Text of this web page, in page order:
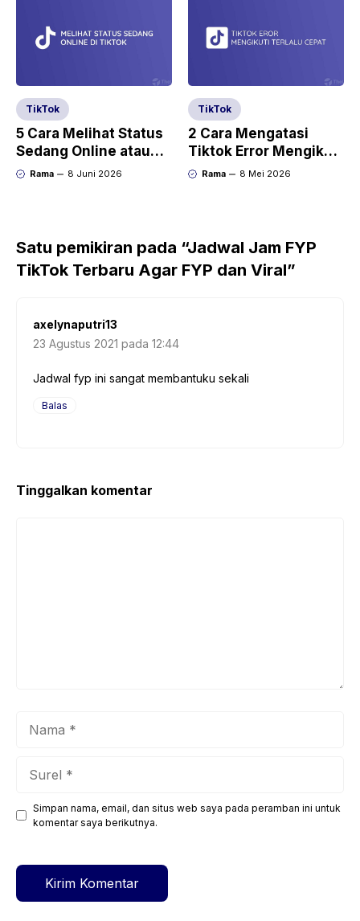
TikTok
5 Cara Melihat Status
Sedang Online atau
Tidak di TikTok
Rama 8 Juni 2026
TikTok
2 Cara Mengatasi
Tiktok Error Mengikuti
Terlalu Cepat
Rama 8 Mei 2026
Satu pemikiran pada “Jadwal Jam FYP
TikTok Terbaru Agar FYP dan Viral”
axelynaputri13
23 Agustus 2021 pada 12:44
Jadwal fyp ini sangat membantuku sekali
Balas
Tinggalkan komentar
Situs
web
Simpan nama, email, dan situs web saya pada peramban ini untuk
komentar saya berikutnya.